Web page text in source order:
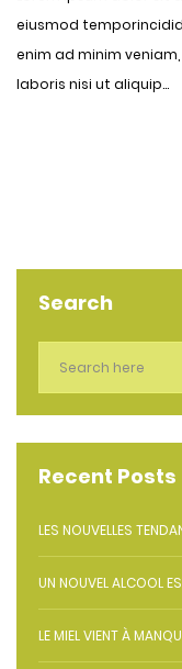
eiusmod
enim ad minim
laboris nisi ut aliquip...
Search
Recent Posts
LES NOUVELLES
UN NOUVEL ALCOOL
LE MIEL VIENT À